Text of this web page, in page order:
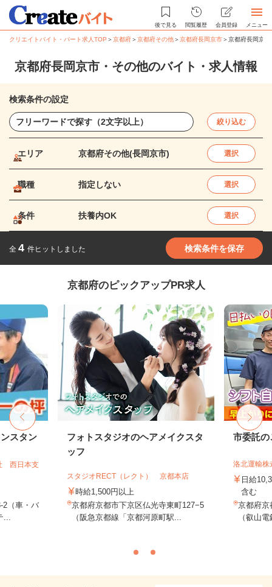
後で見る 閲覧履歴 会員登録 メニュー
クリエイトバイト・パート求人TOP ＞京都府＞京都府その他＞京都府長岡京市＞京都府長岡京
京都府長岡京市・その他のバイト・求人情報
検索条件の設定
絞り込む
エリア 京都府その他(長岡京市) 選択
職種 指定しない 選択
条件 扶養内OK 選択
全 4 件ヒットしました 検索条件を保存
京都府のピックアップPR求人
スタン
西日本支
2（車・バ
フォトスタジオのヘアメイクスタ
ッフ
スタジオRECT（レクト） 京都本店
時給1,500円以上
京都府京都市下京区仏光寺東町127−5
（阪急京都線「京都河原町駅...
市委託の
洛北運輸株
日給
含む
京都府京
（叡山